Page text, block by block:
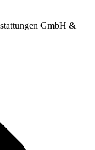
GmbH &